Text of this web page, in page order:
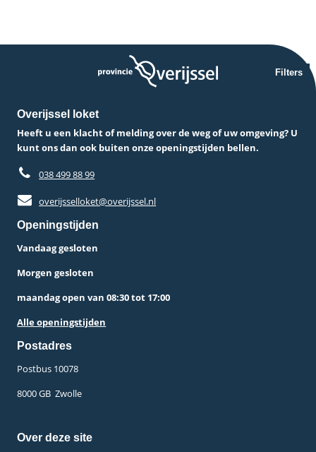
Filters
Overijssel loket
Heeft u een klacht of melding over de weg of uw omgeving? U
kunt ons dan ook buiten onze openingstijden bellen.
038 499 88 99
overijsselloket@overijssel.nl
Openingstijden
Vandaag gesloten
Morgen gesloten
maandag open van 08:30 tot 17:00
Alle openingstijden
Postadres
Postbus 10078 ­
8000 GB ­ Zwolle
Over deze site